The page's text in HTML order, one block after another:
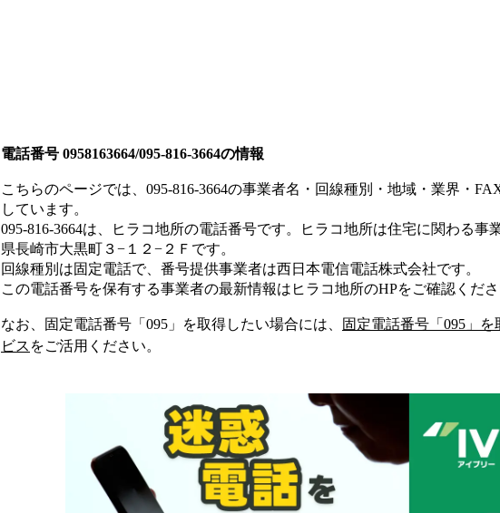
電話番号 0958163664/095-816-3664の情報
こちらのページでは、 095-816-3664の事業者名・回線種別・地域・業界・
しています。
095-816-3664は、 ヒラコ地所の電話番号です。 ヒラコ地所は住宅に関わる事
県長崎市大黒町３−１２−２Ｆ です。
回線種別は固定電話で、番号提供事業者は西日本電信電話株式会社です。
この電話番号を保有する事業者の最新情報は ヒラコ地所のHPをご確認くださ
なお、固定電話番号「 095 」を取得したい場合には、 固定電話番号「 095 」
ビス をご活用ください。